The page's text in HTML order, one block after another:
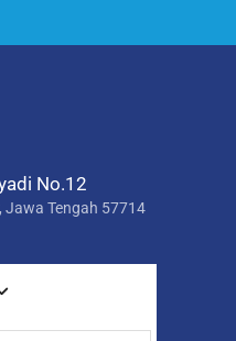
No.12
Jawa Tengah 57714